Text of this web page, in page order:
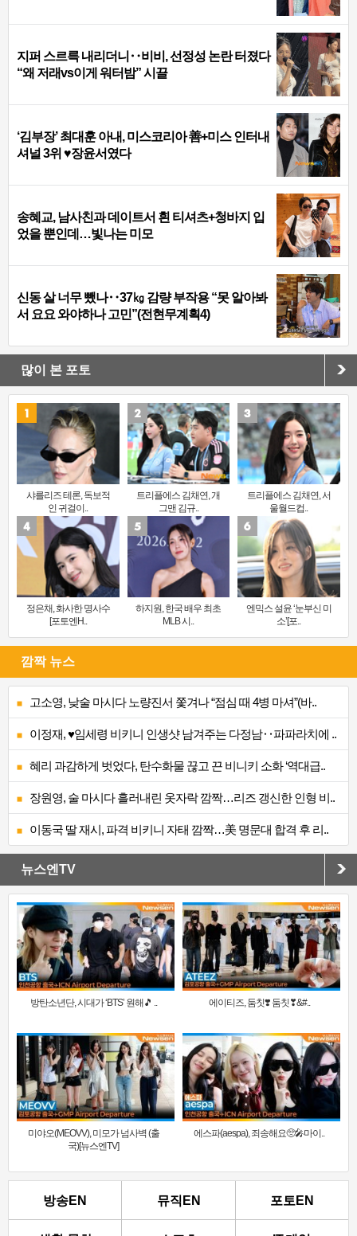
지퍼 스르륵 내리더니‥비비, 선정성 논란 터졌다
“왜 저래vs이게 워터밤” 시끌
‘김부장’ 최대훈 아내, 미스코리아 善+미스 인터내
셔널 3위 ♥장윤서였다
송혜교, 남사친과 데이트서 흰 티셔츠+청바지 입
었을 뿐인데…빛나는 미모
신동 살 너무 뺐나‥37㎏ 감량 부작용 “못 알아봐
서 요요 와야하나 고민”(전현무계획4)
많이 본 포토
샤를리즈 테론, 독보적
인 귀걸이..
트리플에스 김채연, 개
그맨 김규..
트리플에스 김채연, 서
울월드컵..
정은채, 화사한 명사수
[포토엔H..
하지원, 한국 배우 최초
MLB 시..
엔믹스 설윤 ‘눈부신 미
소’[포..
깜짝 뉴스
고소영, 낮술 마시다 노량진서 쫓겨나 “점심 때 4병 마셔”(바..
이정재, ♥임세령 비키니 인생샷 남겨주는 다정남‥파파라치에 ..
혜리 과감하게 벗었다, 탄수화물 끊고 끈 비니키 소화 ‘역대급..
장원영, 술 마시다 흘러내린 옷자락 깜짝…리즈 갱신한 인형 비..
이동국 딸 재시, 파격 비키니 자태 깜짝…美 명문대 합격 후 리..
뉴스엔TV
방탄소년단, 시대가 ‘BTS’ 원해🎵 .. 에이티즈, 둠칫❣️ 둠칫❣&#..
미야오(MEOVV), 미모가 넘사벽 (출
국)[뉴스엔TV]
에스파(aespa), 죄송해요🥺🎤마이..
방송EN 뮤직EN 포토EN